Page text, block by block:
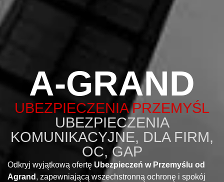
A-GRAND
UBEZPIECZENIA PRZEMYŚL
UBEZPIECZENIA
KOMUNIKACYJNE, DLA FIRM,
OC, GAP
Odkryj wyjątkową ofertę Ubezpieczeń w Przemyślu od
Agrand , zapewniającą wszechstronną ochronę i spokój